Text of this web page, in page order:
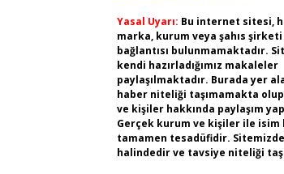
Yasal Uyarı: Bu internet sitesi,
marka, kurum veya şahıs
bağlantısı bulunmamaktadır.
kendi hazırladığımız makaleler
paylaşılmaktadır. Burada yer
haber niteliği taşımamakta
ve kişiler hakkında paylaşım
Gerçek kurum ve kişiler ile
tamamen tesadüfidir.
halindedir ve tavsiye niteliği